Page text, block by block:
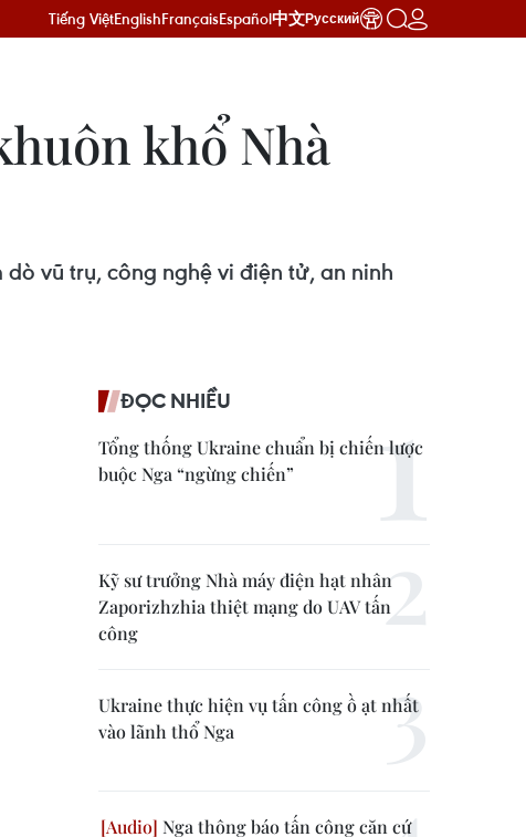
Tiếng ViệtEnglishFrançaisEspañol中文Русский
khổ Nhà
vũ trụ, công nghệ vi điện tử, an ninh
ĐỌC NHIỀU
Tổng thống Ukraine chuẩn bị chiến lược
buộc Nga “ngừng chiến”
Kỹ sư trưởng Nhà máy điện hạt nhân
Zaporizhzhia thiệt mạng do UAV tấn
công
Ukraine thực hiện vụ tấn công ồ ạt nhất
vào lãnh thổ Nga
Nga thông báo tấn công căn cứ